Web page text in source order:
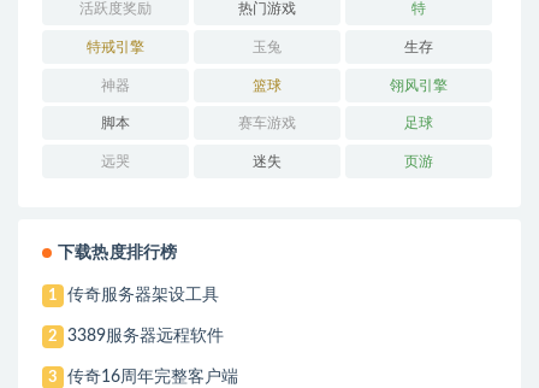
活跃度奖励 热门游戏 特
特戒引擎 玉兔 生存
神器 篮球 翎风引擎
脚本 赛车游戏 足球
远哭 迷失 页游
下载热度排行榜
1 传奇服务器架设工具
2 3389服务器远程软件
3 传奇16周年完整客户端